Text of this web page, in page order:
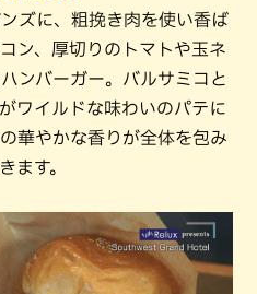
ズに、粗挽き肉を使い香ば
ン、厚切りのトマトや玉ネ
ンバーガー。バルサミコと
ワイルドな味わいのパテに
華やかな香りが全体を包み
ます。